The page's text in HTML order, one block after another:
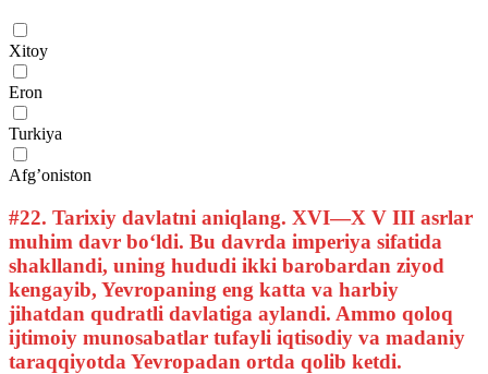
Xitoy
Eron
Turkiya
Afg’oniston
#22. Tarixiy davlatni aniqlang. XVI—X V III asrlar
muhim davr bo‘ldi. Bu davrda imperiya sifatida
shakllandi, uning hududi ikki barobardan ziyod
kengayib, Yevropaning eng katta va harbiy
jihatdan qudratli davlatiga aylandi. Ammo qoloq
ijtimoiy munosabatlar tufayli iqtisodiy va madaniy
taraqqiyotda Yevropadan ortda qolib ketdi.